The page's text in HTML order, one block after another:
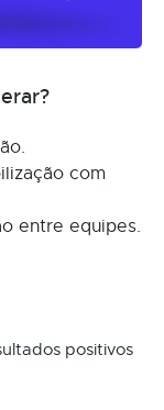
com
entre equipes.
positivos